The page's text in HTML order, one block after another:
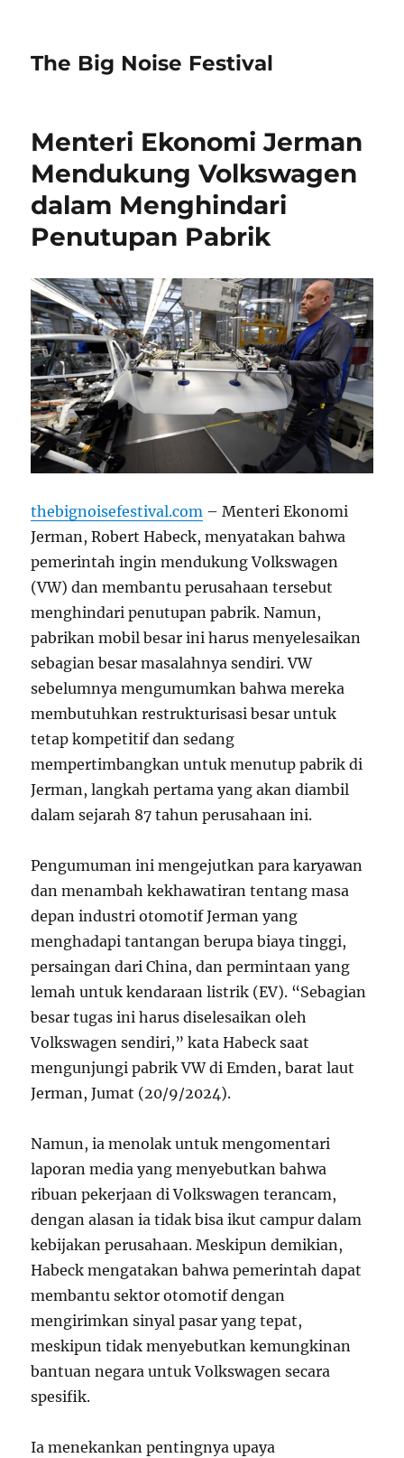
The Big Noise Festival
Menteri Ekonomi Jerman
Mendukung Volkswagen
dalam Menghindari
Penutupan Pabrik
thebignoisefestival.com – Menteri Ekonomi
Jerman, Robert Habeck, menyatakan bahwa
pemerintah ingin mendukung Volkswagen
(VW) dan membantu perusahaan tersebut
menghindari penutupan pabrik. Namun,
pabrikan mobil besar ini harus menyelesaikan
sebagian besar masalahnya sendiri. VW
sebelumnya mengumumkan bahwa mereka
membutuhkan restrukturisasi besar untuk
tetap kompetitif dan sedang
mempertimbangkan untuk menutup pabrik di
Jerman, langkah pertama yang akan diambil
dalam sejarah 87 tahun perusahaan ini.
Pengumuman ini mengejutkan para karyawan
dan menambah kekhawatiran tentang masa
depan industri otomotif Jerman yang
menghadapi tantangan berupa biaya tinggi,
persaingan dari China, dan permintaan yang
lemah untuk kendaraan listrik (EV). “Sebagian
besar tugas ini harus diselesaikan oleh
Volkswagen sendiri,” kata Habeck saat
mengunjungi pabrik VW di Emden, barat laut
Jerman, Jumat (20/9/2024).
Namun, ia menolak untuk mengomentari
laporan media yang menyebutkan bahwa
ribuan pekerjaan di Volkswagen terancam,
dengan alasan ia tidak bisa ikut campur dalam
kebijakan perusahaan. Meskipun demikian,
Habeck mengatakan bahwa pemerintah dapat
membantu sektor otomotif dengan
mengirimkan sinyal pasar yang tepat,
meskipun tidak menyebutkan kemungkinan
bantuan negara untuk Volkswagen secara
spesifik.
Ia menekankan pentingnya upaya